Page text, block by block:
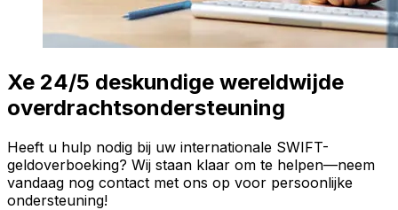
Xe 24/5 deskundige wereldwijde
overdrachtsondersteuning
Heeft u hulp nodig bij uw internationale SWIFT-
geldoverboeking? Wij staan klaar om te helpen—neem
vandaag nog contact met ons op voor persoonlijke
ondersteuning!